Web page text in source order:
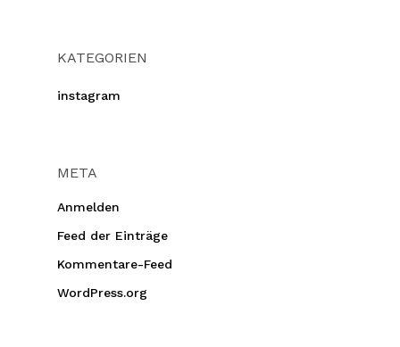
KATEGORIEN
instagram
META
Anmelden
Feed der Einträge
Kommentare-Feed
WordPress.org